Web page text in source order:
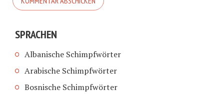
SPRACHEN
Albanische Schimpfwörter
Arabische Schimpfwörter
Bosnische Schimpfwörter